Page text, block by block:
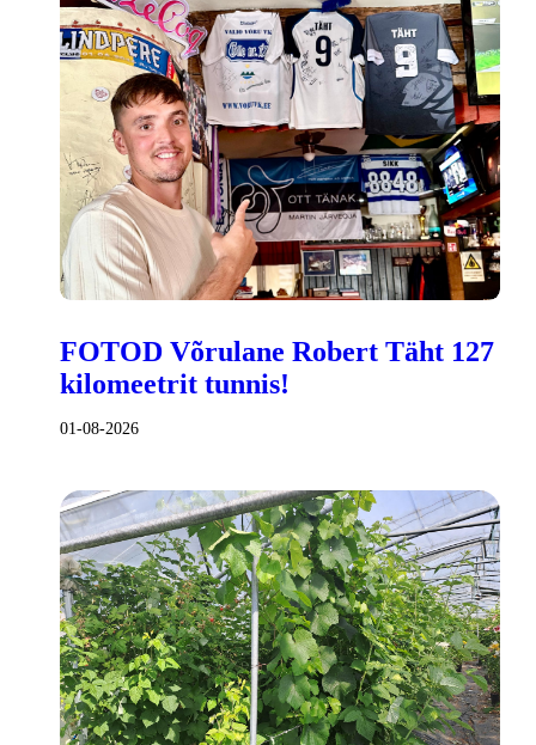
FOTOD Võrulane Robert Täht 127
kilomeetrit tunnis!
01-08-2026